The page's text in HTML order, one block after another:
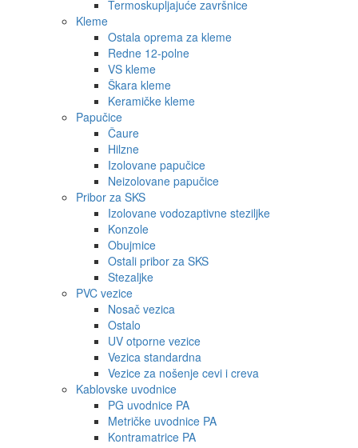
Termoskupljajuće završnice
Kleme
Ostala oprema za kleme
Redne 12-polne
VS kleme
Škara kleme
Keramičke kleme
Papučice
Čaure
Hilzne
Izolovane papučice
Neizolovane papučice
Pribor za SKS
Izolovane vodozaptivne steziljke
Konzole
Obujmice
Ostali pribor za SKS
Stezaljke
PVC vezice
Nosač vezica
Ostalo
UV otporne vezice
Vezica standardna
Vezice za nošenje cevi i creva
Kablovske uvodnice
PG uvodnice PA
Metričke uvodnice PA
Kontramatrice PA